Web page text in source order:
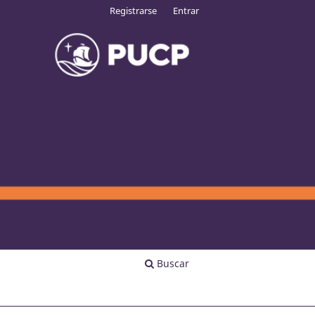
Buscar
Registrarse Entrar